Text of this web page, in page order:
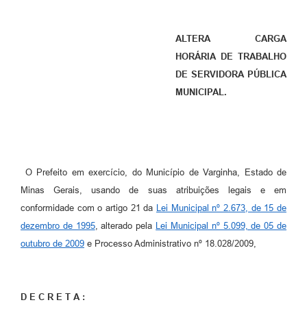
ALTERA CARGA
HORÁRIA DE TRABALHO
DE SERVIDORA PÚBLICA
MUNICIPAL.
O Prefeito em exercício, do Município de Varginha, Estado de
Minas Gerais, usando de suas atribuições legais e em
conformidade com o artigo 21 da Lei Municipal nº 2.673, de 15 de
dezembro de 1995, alterado pela Lei Municipal nº 5.099, de 05 de
outubro de 2009 e Processo Administrativo nº 18.028/2009,
D E C R E T A :